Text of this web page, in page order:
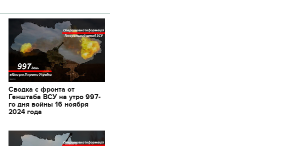
Сводка с фронта от
Генштаба ВСУ на утро 997-
го дня войны 16 ноября
2024 года